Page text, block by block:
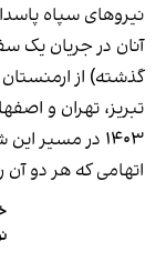
نیروهای سپاه
آنان در جریان یک
گذشته) از
۱۴۰۳ در مسیر این شهر به اتهام «
اتهامی که هر دو آن